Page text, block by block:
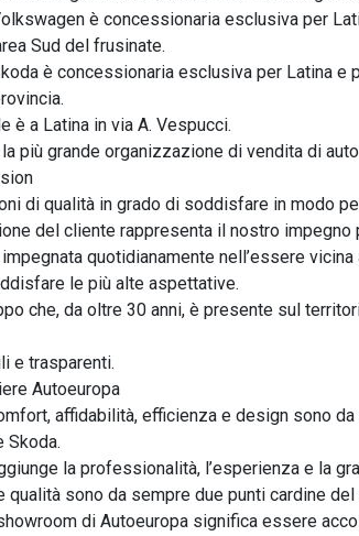
è concessionaria esclusiva per
Sud del frusinate.
è concessionaria esclusiva per Latina e
è a Latina in via A. Vespucci.
più grande organizzazione di vendita di
di qualità in grado di soddisfare in modo
del cliente rappresenta il nostro impegno
quotidianamente nell’essere
le più alte aspettative.
che, da oltre 30 anni, è presente sul
e trasparenti.
Autoeuropa
affidabilità, efficienza e design sono
Skoda.
la professionalità, l’esperienza e la
qualità sono da sempre due punti cardine
di Autoeuropa significa essere